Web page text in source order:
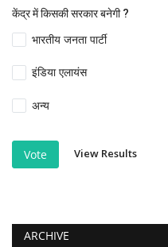
केंद्र में किसकी सरकार बनेगी ?
भारतीय जनता पार्टी
इंडिया एलायंस
अन्य
Vote View Results
ARCHIVE